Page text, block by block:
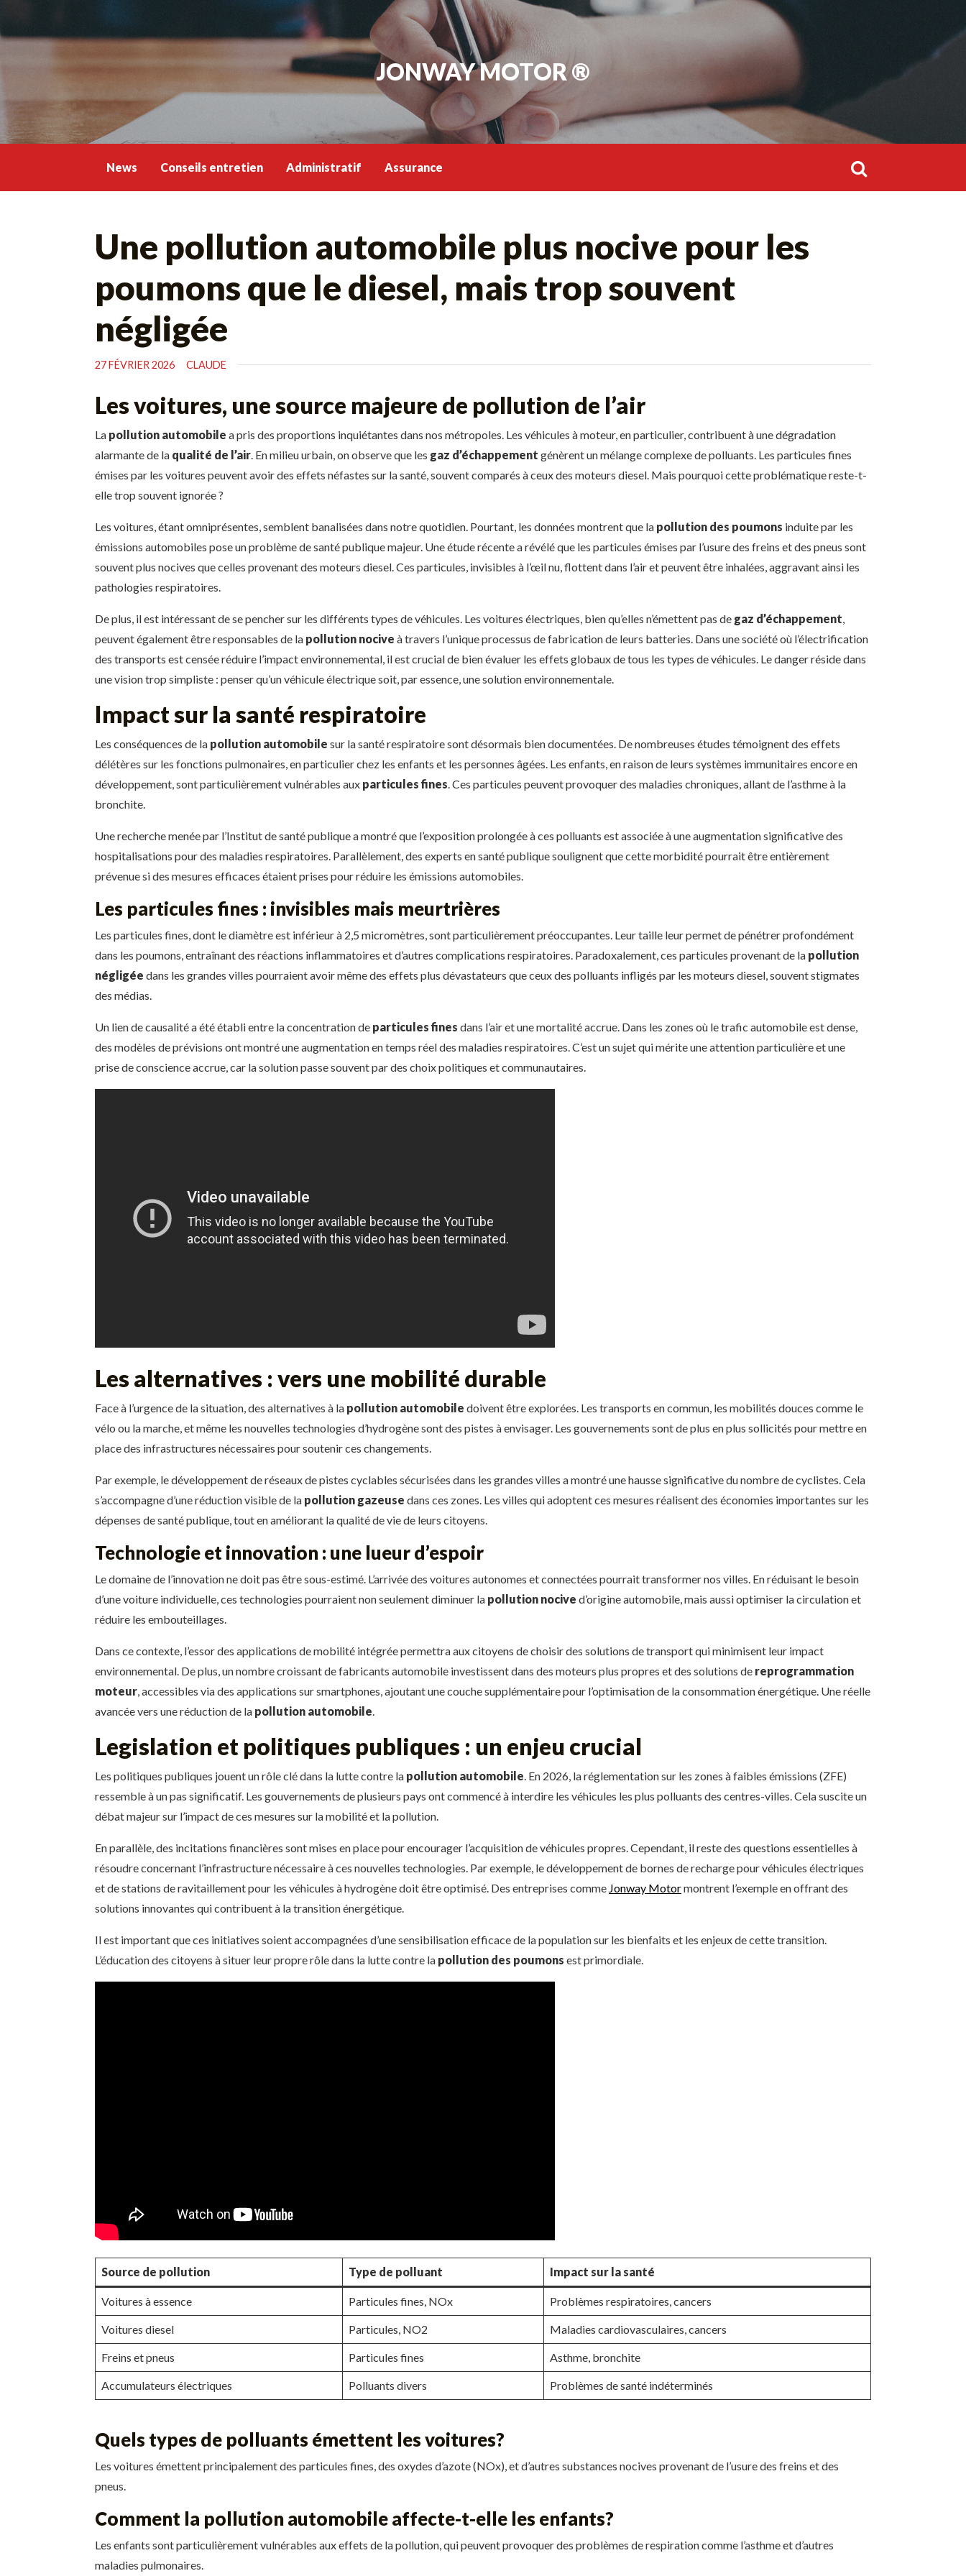
JONWAY MOTOR ®
News Conseils entretien Administratif Assurance
Une pollution automobile plus nocive pour les
poumons que le diesel, mais trop souvent
négligée
27 FÉVRIER 2026 CLAUDE
Les voitures, une source majeure de pollution de l’air
La pollution automobile a pris des proportions inquiétantes dans nos métropoles. Les véhicules à moteur, en particulier, contribuent à une dégradation
alarmante de la qualité de l’air. En milieu urbain, on observe que les gaz d’échappement génèrent un mélange complexe de polluants. Les particules fines
émises par les voitures peuvent avoir des effets néfastes sur la santé, souvent comparés à ceux des moteurs diesel. Mais pourquoi cette problématique reste-t-
elle trop souvent ignorée ?
Les voitures, étant omniprésentes, semblent banalisées dans notre quotidien. Pourtant, les données montrent que la pollution des poumons induite par les
émissions automobiles pose un problème de santé publique majeur. Une étude récente a révélé que les particules émises par l’usure des freins et des pneus sont
souvent plus nocives que celles provenant des moteurs diesel. Ces particules, invisibles à l’œil nu, flottent dans l’air et peuvent être inhalées, aggravant ainsi les
pathologies respiratoires.
De plus, il est intéressant de se pencher sur les différents types de véhicules. Les voitures électriques, bien qu’elles n’émettent pas de gaz d’échappement,
peuvent également être responsables de la pollution nocive à travers l’unique processus de fabrication de leurs batteries. Dans une société où l’électrification
des transports est censée réduire l’impact environnemental, il est crucial de bien évaluer les effets globaux de tous les types de véhicules. Le danger réside dans
une vision trop simpliste : penser qu’un véhicule électrique soit, par essence, une solution environnementale.
Impact sur la santé respiratoire
Les conséquences de la pollution automobile sur la santé respiratoire sont désormais bien documentées. De nombreuses études témoignent des effets
délétères sur les fonctions pulmonaires, en particulier chez les enfants et les personnes âgées. Les enfants, en raison de leurs systèmes immunitaires encore en
développement, sont particulièrement vulnérables aux particules fines. Ces particules peuvent provoquer des maladies chroniques, allant de l’asthme à la
bronchite.
Une recherche menée par l’Institut de santé publique a montré que l’exposition prolongée à ces polluants est associée à une augmentation significative des
hospitalisations pour des maladies respiratoires. Parallèlement, des experts en santé publique soulignent que cette morbidité pourrait être entièrement
prévenue si des mesures efficaces étaient prises pour réduire les émissions automobiles.
Les particules fines : invisibles mais meurtrières
Les particules fines, dont le diamètre est inférieur à 2,5 micromètres, sont particulièrement préoccupantes. Leur taille leur permet de pénétrer profondément
dans les poumons, entraînant des réactions inflammatoires et d’autres complications respiratoires. Paradoxalement, ces particules provenant de la pollution
négligée dans les grandes villes pourraient avoir même des effets plus dévastateurs que ceux des polluants infligés par les moteurs diesel, souvent stigmates
des médias.
Un lien de causalité a été établi entre la concentration de particules fines dans l’air et une mortalité accrue. Dans les zones où le trafic automobile est dense,
des modèles de prévisions ont montré une augmentation en temps réel des maladies respiratoires. C’est un sujet qui mérite une attention particulière et une
prise de conscience accrue, car la solution passe souvent par des choix politiques et communautaires.
Les alternatives : vers une mobilité durable
Face à l’urgence de la situation, des alternatives à la pollution automobile doivent être explorées. Les transports en commun, les mobilités douces comme le
vélo ou la marche, et même les nouvelles technologies d’hydrogène sont des pistes à envisager. Les gouvernements sont de plus en plus sollicités pour mettre en
place des infrastructures nécessaires pour soutenir ces changements.
Par exemple, le développement de réseaux de pistes cyclables sécurisées dans les grandes villes a montré une hausse significative du nombre de cyclistes. Cela
s’accompagne d’une réduction visible de la pollution gazeuse dans ces zones. Les villes qui adoptent ces mesures réalisent des économies importantes sur les
dépenses de santé publique, tout en améliorant la qualité de vie de leurs citoyens.
Technologie et innovation : une lueur d’espoir
Le domaine de l’innovation ne doit pas être sous-estimé. L’arrivée des voitures autonomes et connectées pourrait transformer nos villes. En réduisant le besoin
d’une voiture individuelle, ces technologies pourraient non seulement diminuer la pollution nocive d’origine automobile, mais aussi optimiser la circulation et
réduire les embouteillages.
Dans ce contexte, l’essor des applications de mobilité intégrée permettra aux citoyens de choisir des solutions de transport qui minimisent leur impact
environnemental. De plus, un nombre croissant de fabricants automobile investissent dans des moteurs plus propres et des solutions de reprogrammation
moteur, accessibles via des applications sur smartphones, ajoutant une couche supplémentaire pour l’optimisation de la consommation énergétique. Une réelle
avancée vers une réduction de la pollution automobile.
Legislation et politiques publiques : un enjeu crucial
Les politiques publiques jouent un rôle clé dans la lutte contre la pollution automobile. En 2026, la réglementation sur les zones à faibles émissions (ZFE)
ressemble à un pas significatif. Les gouvernements de plusieurs pays ont commencé à interdire les véhicules les plus polluants des centres-villes. Cela suscite un
débat majeur sur l’impact de ces mesures sur la mobilité et la pollution.
En parallèle, des incitations financières sont mises en place pour encourager l’acquisition de véhicules propres. Cependant, il reste des questions essentielles à
résoudre concernant l’infrastructure nécessaire à ces nouvelles technologies. Par exemple, le développement de bornes de recharge pour véhicules électriques
et de stations de ravitaillement pour les véhicules à hydrogène doit être optimisé. Des entreprises comme Jonway Motormontrent l’exemple en offrant des
solutions innovantes qui contribuent à la transition énergétique.
Il est important que ces initiatives soient accompagnées d’une sensibilisation efficace de la population sur les bienfaits et les enjeux de cette transition.
L’éducation des citoyens à situer leur propre rôle dans la lutte contre la pollution des poumons est primordiale.
Source de pollution Type de polluant Impact sur la santé
Voitures à essence Particules fines, NOx Problèmes respiratoires, cancers
Voitures diesel Particules, NO2 Maladies cardiovasculaires, cancers
Freins et pneus Particules fines Asthme, bronchite
Accumulateurs électriques Polluants divers Problèmes de santé indéterminés
Quels types de polluants émettent les voitures?
Les voitures émettent principalement des particules fines, des oxydes d’azote (NOx), et d’autres substances nocives provenant de l’usure des freins et des
pneus.
Comment la pollution automobile affecte-t-elle les enfants?
Les enfants sont particulièrement vulnérables aux effets de la pollution, qui peuvent provoquer des problèmes de respiration comme l’asthme et d’autres
maladies pulmonaires.
Rechercher :